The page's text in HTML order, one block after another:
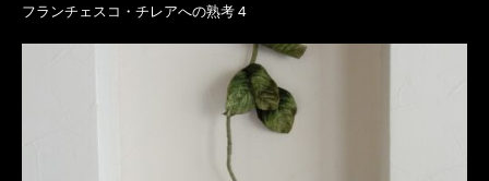
フランチェスコ・チレアへの熟考 4